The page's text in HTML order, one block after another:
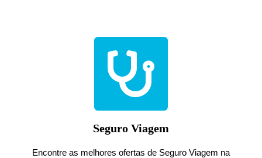
Seguro Viagem
Encontre as melhores ofertas de Seguro Viagem na